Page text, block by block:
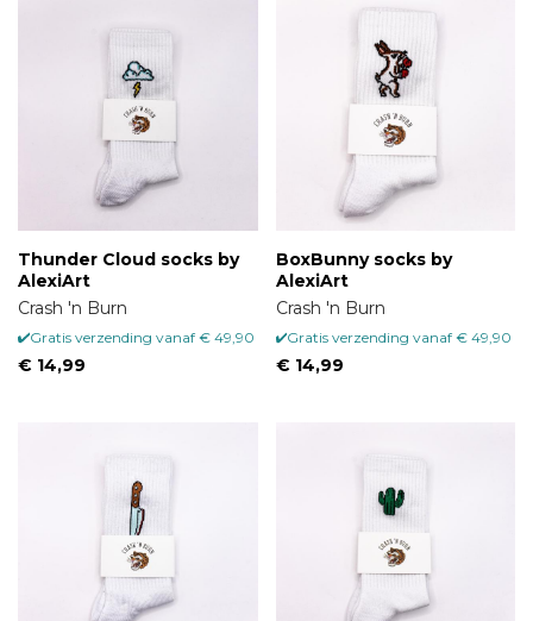
Thunder Cloud socks by
AlexiArt
Crash 'n Burn
Gratis verzending vanaf € 49,90
€ 14,99
BoxBunny socks by
AlexiArt
Crash 'n Burn
Gratis verzending vanaf € 49,90
€ 14,99